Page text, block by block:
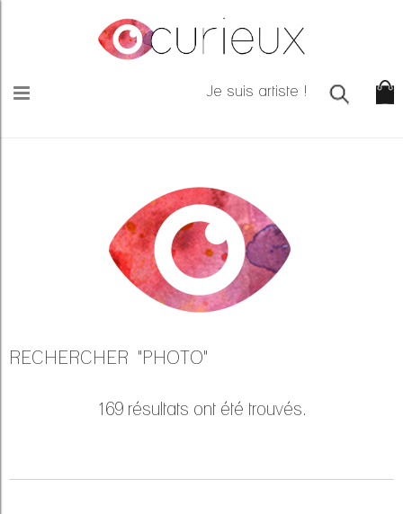
Je suis artiste !
RECHERCHER "PHOTO"
169 résultats ont été trouvés.